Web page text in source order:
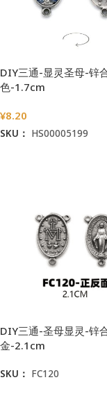
DIY三通-显灵圣母-锌
色-1.7cm
¥8.20
SKU： HS00005199
DIY三通-圣母显灵-锌
金-2.1cm
SKU： FC120